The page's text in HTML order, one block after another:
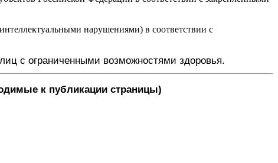
нарушениями) в соответствии с
с ограниченными возможностями здоровья.
к публикации страницы)